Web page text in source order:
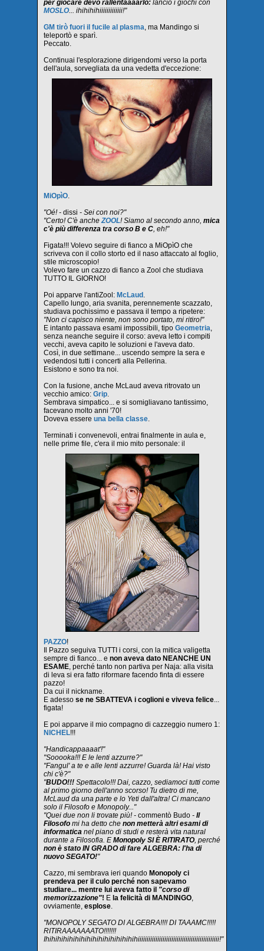
per giocare devo rallentaaaarlo: lancio i giochi con
MOSLO... ihihihihiiiiiiiiiiiii!"
GM tirò fuori il fucile al plasma, ma Mandingo si
teleportò e sparì.
Peccato.
Continuai l'esplorazione dirigendomi verso la porta
dell'aula, sorvegliata da una vedetta d'eccezione:
MiOpìO.
"Oé! - dissi - Sei con noi?"
"Certo! C'è ancheZOOL! Siamo al secondo anno, mica
c'è più differenza tra corso B e C, eh!"
Figata!!! Volevo seguire di fianco a MiOpìO che
scriveva con il collo storto ed il naso attaccato al foglio,
stile microscopio!
Volevo fare un cazzo di fianco a Zool che studiava
TUTTO IL GIORNO!
Poi apparve l'antiZool: McLaud .
Capello lungo, aria svanita, perennemente scazzato,
studiava pochissimo e passava il tempo a ripetere:
"Non ci capisco niente, non sono portato, mi ritiro!"
E intanto passava esami impossibili, tipo Geometria,
senza neanche seguire il corso: aveva letto i compiti
vecchi, aveva capito le soluzioni e l'aveva dato.
Così, in due settimane... uscendo sempre la sera e
vedendosi tutti i concerti alla Pellerina.
Esistono e sono tra noi.
Con la fusione, anche McLaud aveva ritrovato un
vecchio amico: Grip.
Sembrava simpatico... e si somigliavano tantissimo,
facevano molto anni '70!
Doveva essere una bella classe.
Terminati i convenevoli, entrai finalmente in aula e,
nelle prime file, c'era il mio mito personale: il
PAZZO!
Il Pazzo seguiva TUTTI i corsi, con la mitica valigetta
sempre di fianco... e non aveva dato NEANCHE UN
ESAME, perché tanto non partiva per Naja: alla visita
di leva si era fatto riformare facendo finta di essere
pazzo!
Da cui il nickname.
E adesso se ne SBATTEVA i coglioni e viveva felice...
figata!
E poi apparve il mio compagno di cazzeggio numero 1:
NICHEL!!!
"Handicappaaaat'!"
"Sooooka!!! E le lenti azzurre?"
"Fangul' a te e alle lenti azzurre! Guarda là! Hai visto
chi c'è?"
"BUDO!!! Spettacolo!!! Dai, cazzo, sediamoci tutti come
al primo giorno dell'anno scorso! Tu dietro di me,
McLaud da una parte e lo Yeti dall'altra! Ci mancano
solo il Filosofo e Monopoly..."
"Quei due non li trovate più! - commentò Budo - Il
Filosofo mi ha detto che non metterà altri esami di
informatica nel piano di studi e resterà vita natural
durante a Filosofia. E Monopoly SI È RITIRATO, perché
non è stato IN GRADO di fare ALGEBRA: l'ha di
nuovo SEGATO!"
Cazzo, mi sembrava ieri quando Monopoly ci
prendeva per il culo perché non sapevamo
studiare... mentre lui aveva fatto il "corso di
memorizzazione"! E la felicità di MANDINGO,
ovviamente, esplose.
"MONOPOLY SEGATO DI ALGEBRA!!!! DI TAAAMC!!!!!
RITIRAAAAAAATO!!!!!!!
Ihihihihihihihihihihihihihihihihiiiiiiiiiiiiiiiiiiiiiiiiiiiiiiiiiiiiiiiiiiiiii!"